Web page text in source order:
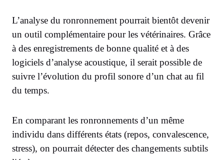
L’analyse du ronronnement pourrait bientôt devenir
un outil complémentaire pour les vétérinaires. Grâce
à des enregistrements de bonne qualité et à des
logiciels d’analyse acoustique, il serait possible de
suivre l’évolution du profil sonore d’un chat au fil
du temps.
En comparant les ronronnements d’un même
individu dans différents états (repos, convalescence,
stress), on pourrait détecter des changements subtils